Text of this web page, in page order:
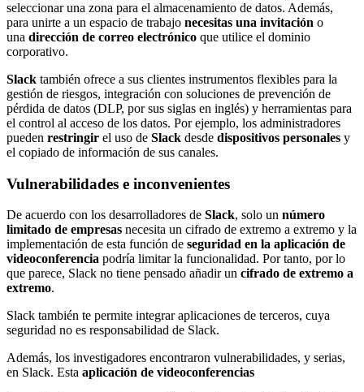
seleccionar una zona para el almacenamiento de datos. Además,
para unirte a un espacio de trabajo necesitas una invitación o
una dirección de correo electrónico que utilice el dominio
corporativo.
Slack también ofrece a sus clientes instrumentos flexibles para la
gestión de riesgos, integración con soluciones de prevención de
pérdida de datos (DLP, por sus siglas en inglés) y herramientas para
el control al acceso de los datos. Por ejemplo, los administradores
pueden restringir el uso de Slack desde dispositivos personales y
el copiado de información de sus canales.
Vulnerabilidades e inconvenientes
De acuerdo con los desarrolladores de Slack, solo un número
limitado de empresas necesita un cifrado de extremo a extremo y la
implementación de esta función de seguridad en la aplicación de
videoconferencia podría limitar la funcionalidad. Por tanto, por lo
que parece, Slack no tiene pensado añadir un cifrado de extremo a
extremo.
Slack también te permite integrar aplicaciones de terceros, cuya
seguridad no es responsabilidad de Slack.
Además, los investigadores encontraron vulnerabilidades, y serias,
en Slack. Esta aplicación de videoconferencias